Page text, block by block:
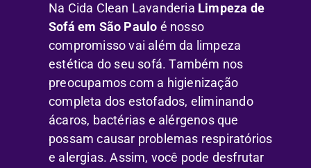
Na Cida Clean Lavanderia Limpeza de
Sofá em São Paulo é nosso
compromisso vai além da limpeza
estética do seu sofá. Também nos
preocupamos com a higienização
completa dos estofados, eliminando
ácaros, bactérias e alérgenos que
possam causar problemas respiratórios
e alergias. Assim, você pode desfrutar